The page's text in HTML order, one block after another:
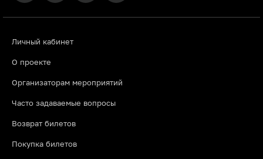
Личный кабинет
О проекте
Организаторам мероприятий
Часто задаваемые вопросы
Возврат билетов
Покупка билетов